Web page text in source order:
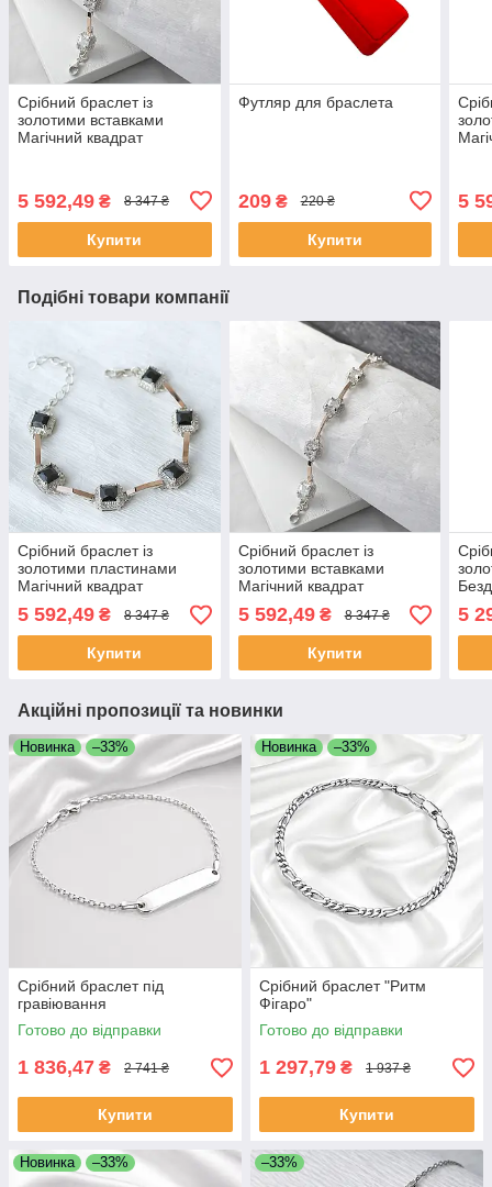
Срібний браслет із
золотими вставками
Магічний квадрат
5 592,49 ₴ 8 347 ₴
Купити
Футляр для браслета
209₴ 220 ₴
Купити
5
Подібні товари компанії
Срібний браслет із
золотими пластинами
Магічний квадрат
5 592,49 ₴ 8 347 ₴
Купити
Срібний браслет із
золотими вставками
Магічний квадрат
5 592,49₴ 8 347 ₴
Купити
5
Акційні пропозиції та новинки
Новинка –33%
Срібний браслет під
гравіювання
Готово до відправки
1 836,47 ₴ 2 741 ₴
Купити
Новинка –33%
Срібний браслет "Ритм
Фігаро"
Готово до відправки
1 297,79 ₴ 1 937 ₴
Купити
Новинка –33% –33%